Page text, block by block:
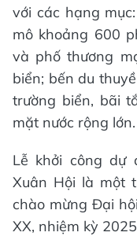
với các hạng
mô khoảng 600
và phố thương
biển; bến du
trường biển, bãi
mặt nước rộng lớn.
Lễ khởi công dự
Xuân Hội là một
chào mừng Đại
XX, nhiệm kỳ